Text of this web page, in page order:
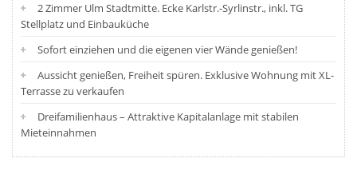
2 Zimmer Ulm Stadtmitte. Ecke Karlstr.-Syrlinstr., inkl. TG
Stellplatz und Einbauküche
Sofort einziehen und die eigenen vier Wände genießen!
Aussicht genießen, Freiheit spüren. Exklusive Wohnung mit XL-
Terrasse zu verkaufen
Dreifamilienhaus – Attraktive Kapitalanlage mit stabilen
Mieteinnahmen